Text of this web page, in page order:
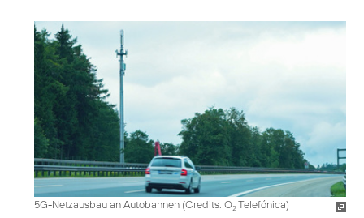
5G-Netzausbau an Autobahnen (Credits: O2Telefónica)